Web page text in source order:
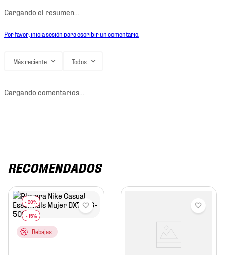
Cargando el resumen…
Por favor, inicia sesión para escribir un comentario.
Más reciente Todos
Cargando comentarios…
RECOMENDADOS
Rebajas